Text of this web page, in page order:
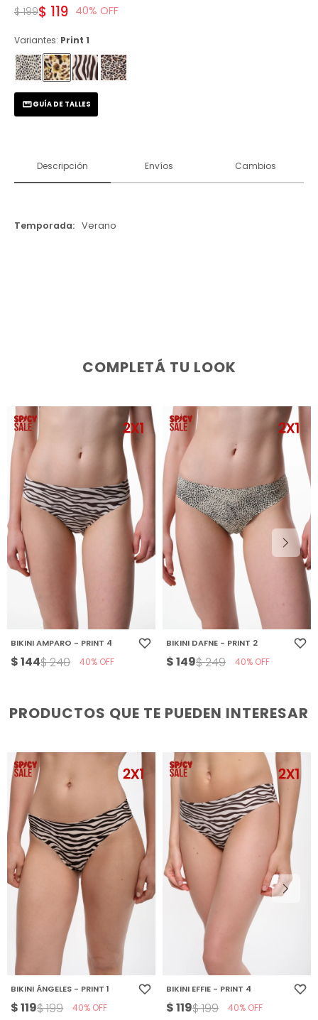
$ 119
$ 199 40
Variantes: Print 1
GUÍA DE TALLES
Descripción Envíos Cambios
Temporada Verano
COMPLETÁ TU LOOK
BIKINI AMPARO - PRINT 4
$144$240 40
BIKINI DAFNE - PRINT 2
$149$249 40
PRODUCTOS QUE TE PUEDEN INTERESAR
BIKINI ÁNGELES - PRINT 1
$119$199 40
BIKINI EFFIE - PRINT 4
$119$199 40